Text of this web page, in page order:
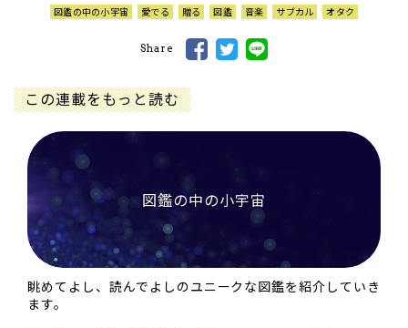
図鑑の中の小宇宙 愛でる 贈る 図鑑 音楽 サブカル オタク
Share
この連載をもっと読む
図鑑の中の小宇宙
眺めてよし、読んでよしのユニークな図鑑を紹介していき
ます。